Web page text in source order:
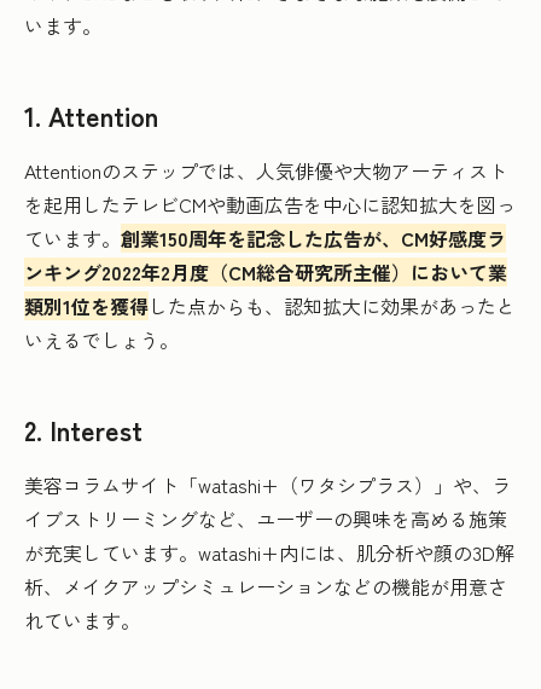
います。
1. Attention
Attentionのステップでは、人気俳優や大物アーティスト
を起用したテレビCMや動画広告を中心に認知拡大を図っ
ています。 創業150周年を記念した広告が、CM好感度ラ
ンキング2022年2月度（CM総合研究所主催）において業
類別1位を獲得した点からも、認知拡大に効果があったと
いえるでしょう。
2. Interest
美容コラムサイト「watashi+（ワタシプラス）」や、ラ
イブストリーミングなど、ユーザーの興味を高める施策
が充実しています。watashi+内には、肌分析や顔の3D解
析、メイクアップシミュレーションなどの機能が用意さ
れています。